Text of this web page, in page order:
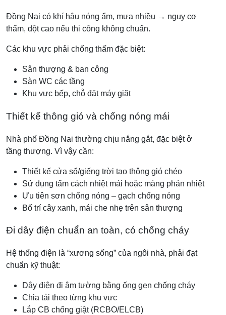
Đồng Nai có khí hậu nóng ẩm, mưa nhiều → nguy cơ
thấm, dột cao nếu thi công không chuẩn.
Các khu vực phải chống thấm đặc biệt:
Sân thượng & ban công
Sàn WC các tầng
Khu vực bếp, chỗ đặt máy giặt
Thiết kế thông gió và chống nóng mái
Nhà phố Đồng Nai thường chịu nắng gắt, đặc biệt ở
tầng thượng. Vì vậy cần:
Thiết kế cửa sổ/giếng trời tạo thông gió chéo
Sử dụng tấm cách nhiệt mái hoặc màng phản nhiệt
Ưu tiên sơn chống nóng – gạch chống nóng
Bố trí cây xanh, mái che nhẹ trên sân thượng
Đi dây điện chuẩn an toàn, có chống cháy
Hệ thống điện là “xương sống” của ngôi nhà, phải đạt
chuẩn kỹ thuật:
Dây điện đi âm tường bằng ống gen chống cháy
Chia tải theo từng khu vực
Lắp CB chống giật (RCBO/ELCB)